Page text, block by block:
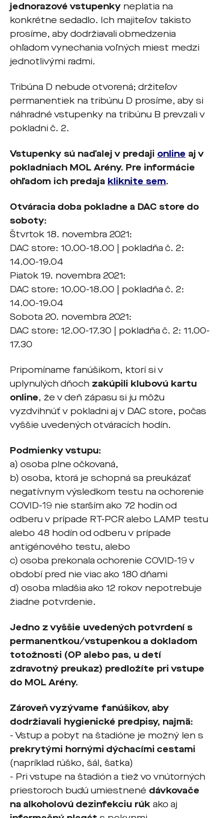
jednorazové vstupenky neplatia na
konkrétne sedadlo. Ich majiteľov takisto
prosíme, aby dodržiavali obmedzenia
ohľadom vynechania voľných miest medzi
jednotlivými radmi.
Tribúna D nebude otvorená; držiteľov
permanentiek na tribúnu D prosíme, aby si
náhradné vstupenky na tribúnu B prevzali v
pokladni č. 2.
Vstupenky sú naďalej v predaji online aj v
pokladniach MOL Arény. Pre informácie
ohľadom ich predaja kliknite sem.
Otváracia doba pokladne a DAC store do
soboty:
Štvrtok 18. novembra 2021:
DAC store: 10.00-18.00 | pokladňa č. 2:
14.00-19.04
Piatok 19. novembra 2021:
DAC store: 10.00-18.00 | pokladňa č. 2:
14.00-19.04
Sobota 20. novembra 2021:
DAC store: 12.00-17.30 | pokladňa č. 2: 11.00-
17.30
Pripomíname fanúšikom, ktorí si v
uplynulých dňoch zakúpili klubovú kartu
online, že v deň zápasu si ju môžu
vyzdvihnúť v pokladni aj v DAC store, počas
vyššie uvedených otváracích hodín.
Podmienky vstupu:
a) osoba plne očkovaná,
b) osoba, ktorá je schopná sa preukázať
negatívnym výsledkom testu na ochorenie
COVID-19 nie starším ako 72 hodín od
odberu v prípade RT-PCR alebo LAMP testu
alebo 48 hodín od odberu v prípade
antigénového testu, alebo
c) osoba prekonala ochorenie COVID-19 v
období pred nie viac ako 180 dňami
d) osoba mladšia ako 12 rokov nepotrebuje
žiadne potvrdenie.
Jedno z vyššie uvedených potvrdení s
permanentkou/vstupenkou a dokladom
totožnosti (OP alebo pas, u detí
zdravotný preukaz) predložíte pri vstupe
do MOL Arény.
Zároveň vyzývame fanúšikov, aby
dodržiavali hygienické predpisy, najmä:
- Vstup a pobyt na štadióne je možný len s
prekrytými hornými dýchacími cestami
(napríklad rúško, šál, šatka)
- Pri vstupe na štadión a tiež vo vnútorných
priestoroch budú umiestnené dávkovače
na alkoholovú dezinfekciu rúk ako aj